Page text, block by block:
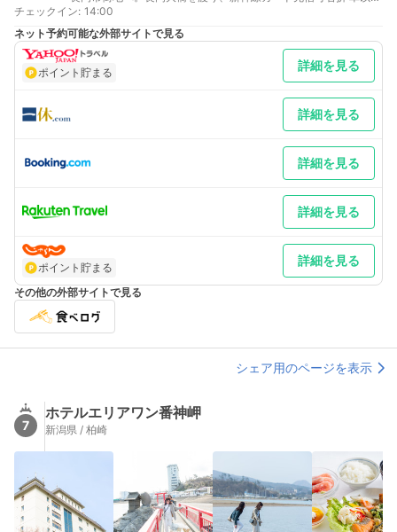
／JR上越新幹線で長岡駅下車。東口から徒歩1分
新潟駅より 車／関越自動車道を新潟方面に60km～中之島・見附
IC～R8を川崎インターから長岡市街地へ。新幹線ガード手前信号
を左折 車以外／JR上越新幹線で長岡駅下車。東口から徒歩1分
最寄り駅１ 長岡
チェックイン: 14:00
ネット予約可能な外部サイトで見る
ポイント貯まる 詳細を見る
詳細を見る
詳細を見る
詳細を見る
ポイント貯まる 詳細を見る
その他の外部サイトで見る
シェア用のページを表示
7
ホテルエリアワン番神岬
新潟県 / 柏崎